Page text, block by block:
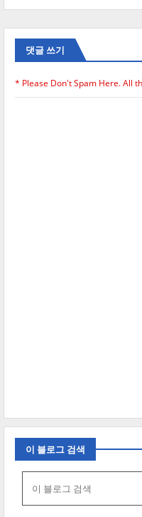
댓글 쓰기
* Please Don't Spam Here. All
이 블로그 검색